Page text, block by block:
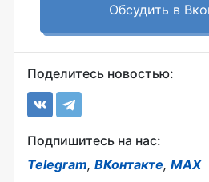
Обсудить в
Поделитесь новостью:
Подпишитесь на нас:
Telegram, ВКонтакте, MAX